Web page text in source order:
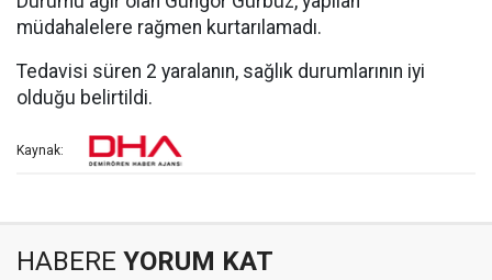
müdahalelere rağmen kurtarılamadı.
Tedavisi süren 2 yaralanın, sağlık durumlarının iyi
olduğu belirtildi.
Kaynak:
HABERE YORUM KAT